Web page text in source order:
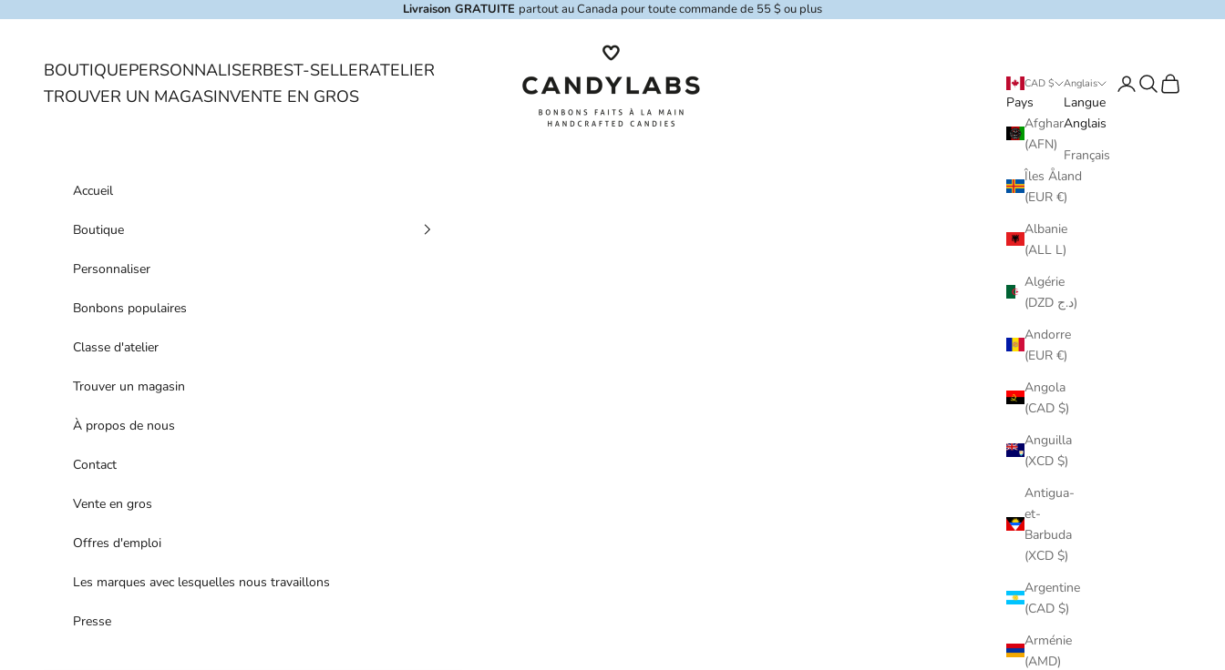
Livraison GRATUITE partout au Canada pour toute commande de 55 $ ou plus
BOUTIQUEPERSONNALISERBEST-SELLERATELIER
TROUVER UN MAGASINVENTE EN GROS
CAD $
Pays
Afghanistan
(AFN)
Îles Åland
(EUR €)
Albanie
(ALL L)
Algérie
(DZD د.ج)
Andorre
(EUR €)
Angola
(CAD $)
Anguilla
(XCD $)
Antigua-
et-
Barbuda
(XCD $)
Argentine
(CAD $)
Arménie
(AMD)
Anglais
Langue
Anglais
Français
Connexion
Recherchez
Panier
Accueil
Boutique
Personnaliser
Bonbons populaires
Classe d'atelier
Trouver un magasin
À propos de nous
Contact
Vente en gros
Offres d'emploi
Les marques avec lesquelles nous travaillons
Presse